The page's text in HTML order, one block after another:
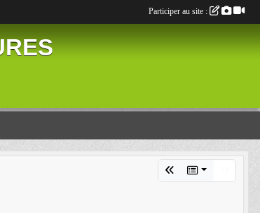
Participer au site :